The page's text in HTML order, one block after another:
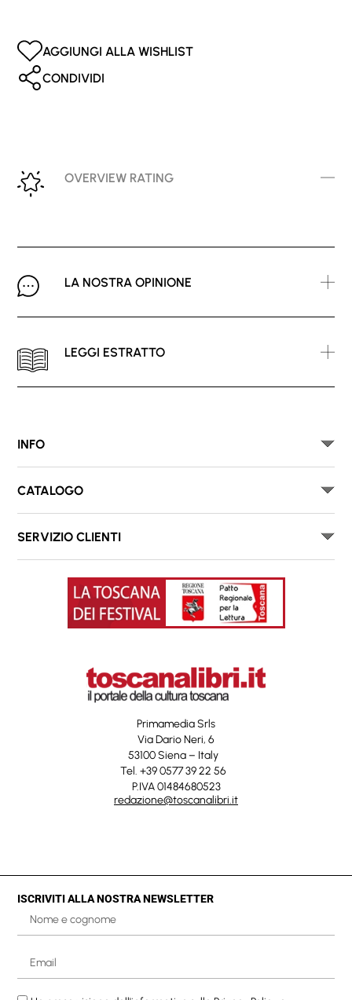
AGGIUNGI ALLA WISHLIST
CONDIVIDI
OVERVIEW RATING
LA NOSTRA OPINIONE
LEGGI ESTRATTO
INFO
CATALOGO
SERVIZIO CLIENTI
Primamedia Srls
Via Dario Neri, 6
53100 Siena – Italy
Tel. +39 0577 39 22 56
P.IVA 01484680523
redazione@toscanalibri.it
ISCRIVITI ALLA NOSTRA NEWSLETTER